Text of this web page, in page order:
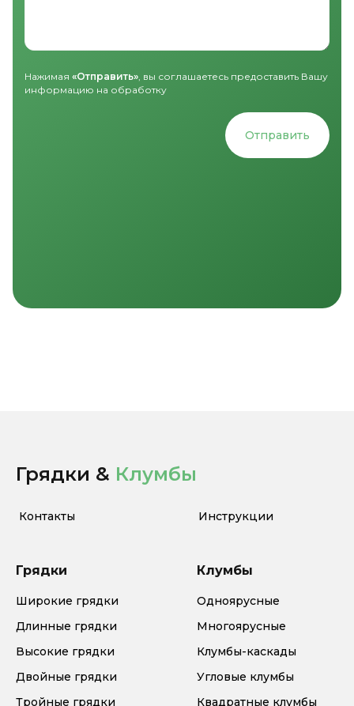
Нажимая «Отправить» , вы соглашаетесь предоставить Вашу
информацию на обработку
Отправить
Грядки & Клумбы
Контакты Инструкции
Грядки
Широкие грядки
Длинные грядки
Высокие грядки
Двойные грядки
Тройные грядки
Клумбы
Одноярусные
Многоярусные
Клумбы-каскады
Угловые клумбы
Квадратные клумбы